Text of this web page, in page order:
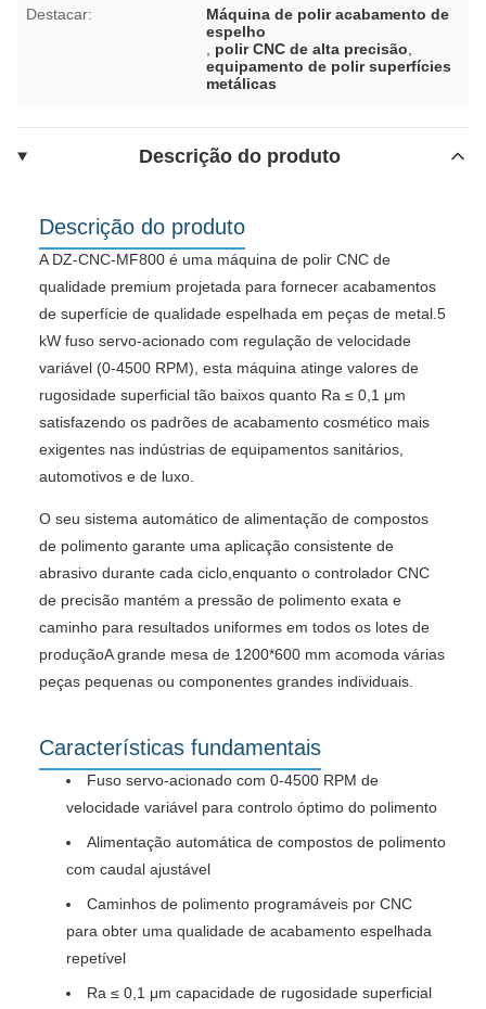
Destacar:
Máquina de polir acabamento de
espelho
polir CNC de alta precisão
equipamento de polir superfícies
metálicas
Descrição do produto
Descrição do produto
A DZ-CNC-MF800 é uma máquina de polir CNC de
qualidade premium projetada para fornecer acabamentos
de superfície de qualidade espelhada em peças de metal.5
kW fuso servo-acionado com regulação de velocidade
variável (0-4500 RPM), esta máquina atinge valores de
rugosidade superficial tão baixos quanto Ra ≤ 0,1 μm
satisfazendo os padrões de acabamento cosmético mais
exigentes nas indústrias de equipamentos sanitários,
automotivos e de luxo.
O seu sistema automático de alimentação de compostos
de polimento garante uma aplicação consistente de
abrasivo durante cada ciclo,enquanto o controlador CNC
de precisão mantém a pressão de polimento exata e
caminho para resultados uniformes em todos os lotes de
produçãoA grande mesa de 1200*600 mm acomoda várias
peças pequenas ou componentes grandes individuais.
Características fundamentais
Fuso servo-acionado com 0-4500 RPM de
velocidade variável para controlo óptimo do polimento
Alimentação automática de compostos de polimento
com caudal ajustável
Caminhos de polimento programáveis por CNC
para obter uma qualidade de acabamento espelhada
repetível
Ra ≤ 0,1 μm capacidade de rugosidade superficial